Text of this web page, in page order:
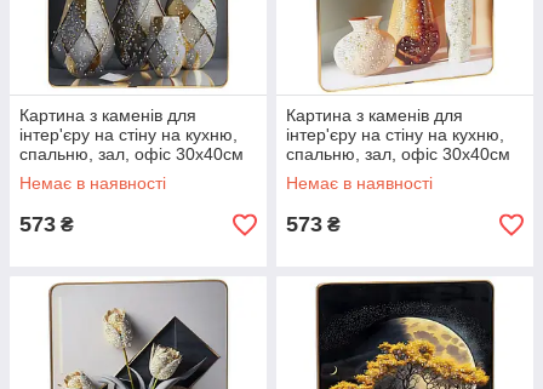
Картина з каменів для
інтер'єру на стіну на кухню,
спальню, зал, офіс 30х40см
«Квіти у вазі №-2»
Немає в наявності
573 ₴
Картина з каменів для
інтер'єру на стіну на кухню,
спальню, зал, офіс 30х40см
«Квіти у вазі №-3»
Немає в наявності
573 ₴